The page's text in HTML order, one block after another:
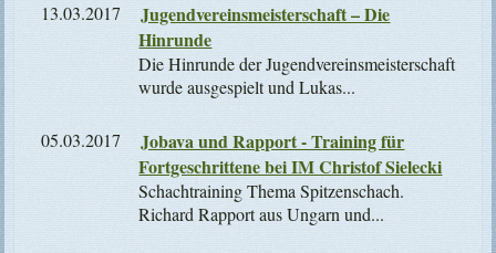
13.03.2017
Jugendvereinsmeisterschaft – Die
Hinrunde
Die Hinrunde der Jugendvereinsmeisterschaft
wurde ausgespielt und Lukas...
05.03.2017
Jobava und Rapport - Training für
Fortgeschrittene bei IM Christof Sielecki
Schachtraining Thema Spitzenschach.
Richard Rapport aus Ungarn und...